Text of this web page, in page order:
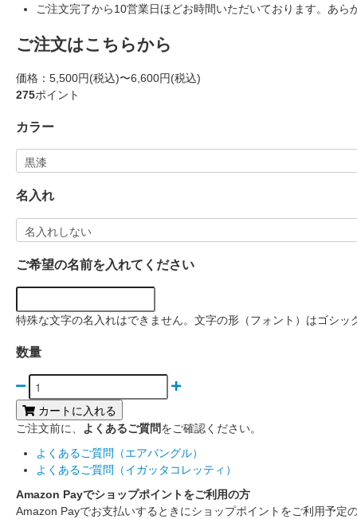
ご注文完了から10営業日ほどお時間いただいております。あら
ご注文はこちらから
価格： 5,500円(税込)〜6,600円(税込)
275ポイント
カラー
名入れ
ご希望の名前を入れてください
特殊な文字の名入れはできません。文字の形（フォント）はゴシッ
数量
カートに入れる
ご注文前に、 よくあるご質問をご確認ください。
よくあるご質問（エアバングル）
よくあるご質問（イガッタコレッティ）
Amazon Payでショップポイントをご利用の方
Amazon Payでお支払いするときにショップポイントをご利用予定